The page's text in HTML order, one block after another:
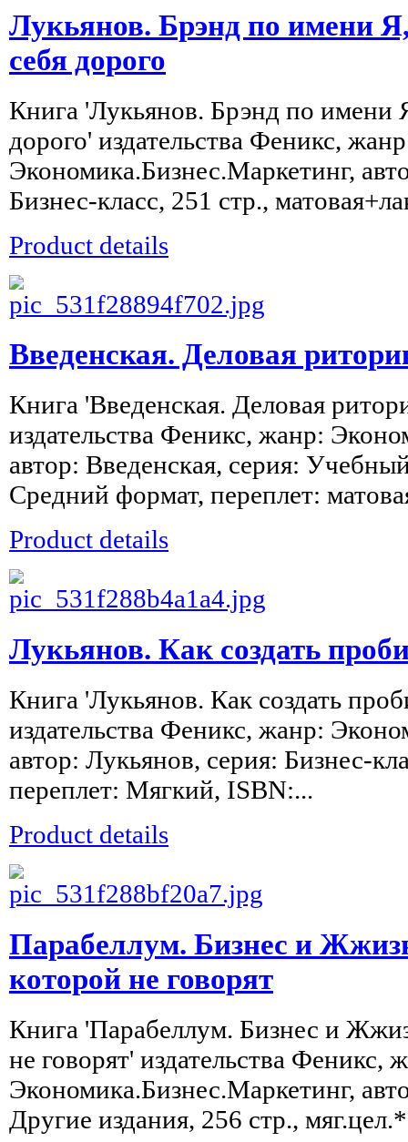
Лукьянов. Брэнд по имени
себя дорого
Книга 'Лукьянов. Брэнд по имени
дорого' издательства Феникс,
Экономика.Бизнес.Маркетинг,
Бизнес-класс, 251 стр.,
Product details
Введенская. Деловая
Книга 'Введенская. Деловая
издательства Феникс, жанр:
автор: Введенская, серия:
Средний формат, переплет:
Product details
Лукьянов. Как создать
Книга 'Лукьянов. Как создать
издательства Феникс, жанр:
автор: Лукьянов, серия: Бизнес-
переплет: Мягкий, ISBN:...
Product details
Парабеллум. Бизнес и
которой не говорят
Книга 'Парабеллум. Бизнес и
не говорят' издательства Феникс,
Экономика.Бизнес.Маркетинг,
Другие издания, 256 стр.,